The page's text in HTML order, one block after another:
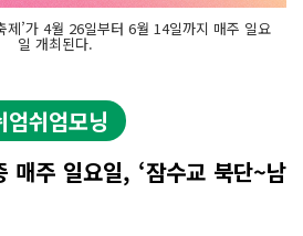
제’가 4월 26일부터 6월 14일까지 매주 일요
일 개최된다.
쉬엄모닝
주 일요일, ‘잠수교 북단~남